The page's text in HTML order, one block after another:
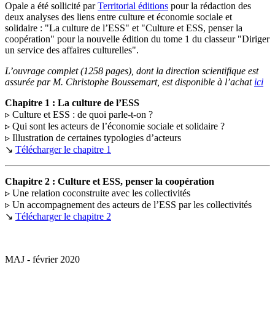
Opale a été sollicité parTerritorial éditions pour la rédaction des
deux analyses des liens entre culture et économie sociale et
solidaire : "La culture de l’ESS" et "Culture et ESS, penser la
coopération" pour la nouvelle édition du tome 1 du classeur "Diriger
un service des affaires culturelles".
L’ouvrage complet (1258 pages), dont la direction scientifique est
assurée par M. Christophe Boussemart, est disponible à l’achat ici
Chapitre 1 : La culture de l’ESS
▹ Culture et ESS : de quoi parle-t-on ?
▹ Qui sont les acteurs de l’économie sociale et solidaire ?
▹ Illustration de certaines typologies d’acteurs
↘ Télécharger le chapitre 1
Chapitre 2 : Culture et ESS, penser la coopération
▹ Une relation coconstruite avec les collectivités
▹ Un accompagnement des acteurs de l’ESS par les collectivités
↘ Télécharger le chapitre 2
MAJ - février 2020